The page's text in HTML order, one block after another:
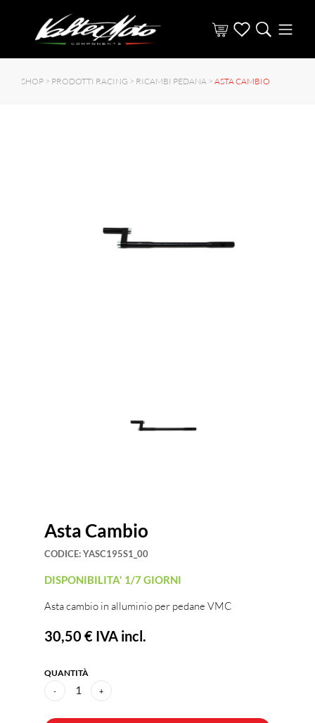
SHOP > PRODOTTI RACING > RICAMBI PEDANA > ASTA CAMBIO
Asta Cambio
CODICE:YASC195S1_00
DISPONIBILITA' 1/7 GIORNI
Asta cambio in alluminio per pedane VMC
30,50 € IVA incl.
QUANTITÀ
- 1 +